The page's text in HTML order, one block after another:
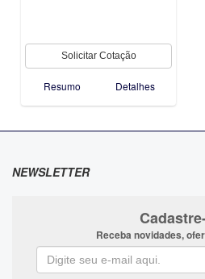
Resumo Detalhes
NEWSLETTER
Receba novidades,